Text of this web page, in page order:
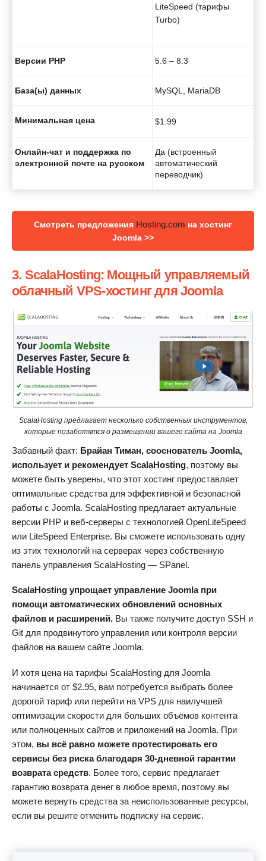
LiteSpeed (тарифы
Turbo)
Версии PHP 5.6 – 8.3
База(ы) данных MySQL, MariaDB
Минимальная цена $1.99
Онлайн-чат и поддержка по
электронной почте на русском
Да (встроенный
автоматический
переводчик)
Смотреть предложения Hosting.com на хостинг
Joomla >>
3. ScalaHosting: Мощный управляемый
облачный VPS-хостинг для Joomla
ScalaHosting предлагает несколько собственных инструментов,
которые позаботятся о размещении вашего сайта на Joomla
Забавный факт: Брайан Тиман, сооснователь Joomla,
использует и рекомендует ScalaHosting, поэтому вы
можете быть уверены, что этот хостинг предоставляет
оптимальные средства для эффективной и безопасной
работы с Joomla. ScalaHosting предлагает актуальные
версии PHP и веб-серверы с технологией OpenLiteSpeed
или LiteSpeed Enterprise. Вы сможете использовать одну
из этих технологий на серверах через собственную
панель управления ScalaHosting — SPanel.
ScalaHosting упрощает управление Joomla при
помощи автоматических обновлений основных
файлов и расширений. Вы также получите доступ SSH и
Git для продвинутого управления или контроля версии
файлов на вашем сайте Joomla.
И хотя цена на тарифы ScalaHosting для Joomla
начинается от $2.95, вам потребуется выбрать более
дорогой тариф или перейти на VPS для наилучшей
оптимизации скорости для больших объёмов контента
или полноценных сайтов и приложений на Joomla. При
этом, вы всё равно можете протестировать его
сервисы без риска благодаря 30-дневной гарантии
возврата средств. Более того, сервис предлагает
гарантию возврата денег в любое время, поэтому вы
можете вернуть средства за неиспользованные ресурсы,
если вы решите отменить подписку на сервис.